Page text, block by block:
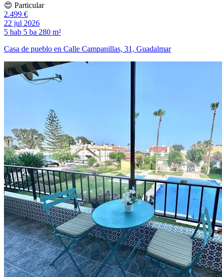
😍 Particular
2.499 €
22 jul 2026
5 hab 5 ba 280 m²
Casa de pueblo en Calle Campanillas, 31, Guadalmar